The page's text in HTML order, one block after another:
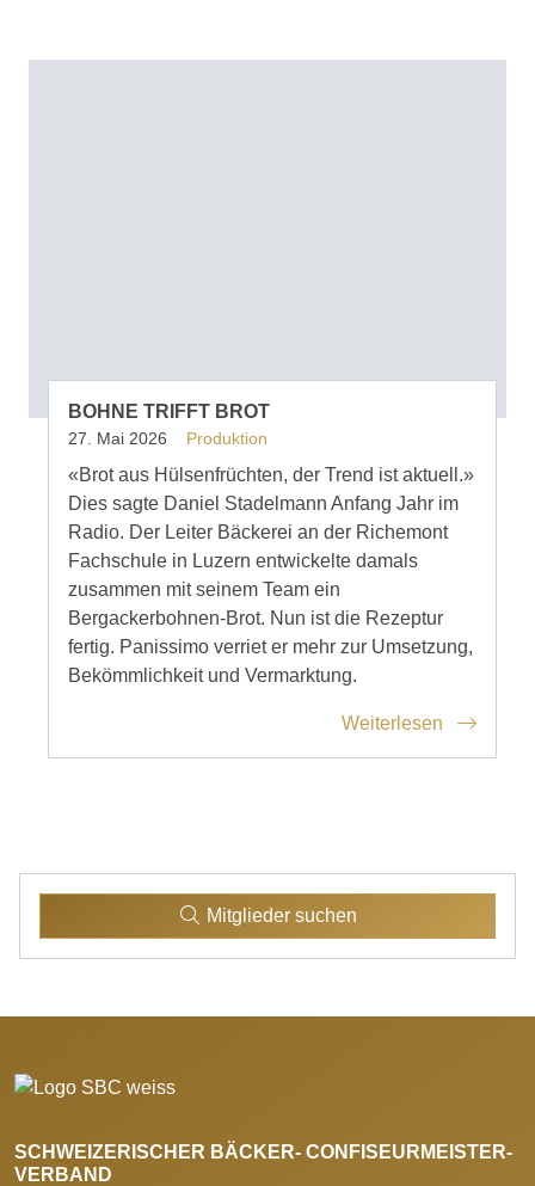
BOHNE TRIFFT BROT
27. Mai 2026 Produktion
«Brot aus Hülsenfrüchten, der Trend ist aktuell.»
Dies sagte Daniel Stadelmann Anfang Jahr im
Radio. Der Leiter Bäckerei an der Richemont
Fachschule in Luzern entwickelte damals
zusammen mit seinem Team ein
Bergackerbohnen-Brot. Nun ist die Rezeptur
fertig. Panissimo verriet er mehr zur Umsetzung,
Bekömmlichkeit und Vermarktung.
Weiterlesen
Mitglieder suchen
SCHWEIZERISCHER BÄCKER- CONFISEURMEISTER-
VERBAND